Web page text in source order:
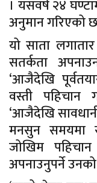
। यसवर्ष २४
अनुमान गरिएको
यो साता
सतर्कता
‘आजैदेखि
वस्ती पहिचान
‘आजैदेखि
मनसुन समयमा
जोखिम
अपनाउनुपर्ने